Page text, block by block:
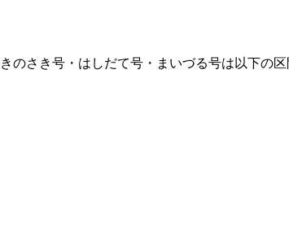
のさき号・はしだて号・まいづる号は以下の区